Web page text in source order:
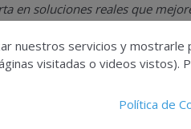
en soluciones reales que
entre los centros de
nuestros servicios y
visitadas o videos vistos).
Política de